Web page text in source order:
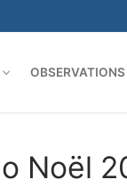
OBSERVATIONS
Noël